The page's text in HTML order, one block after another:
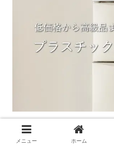
低価格から高級品
ドチェスト36選
メニュー ホーム